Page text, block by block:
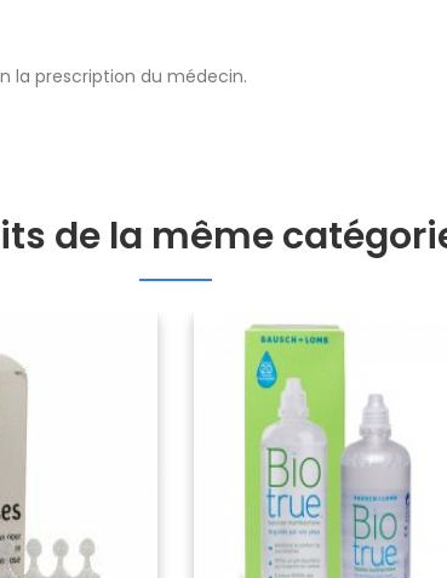
la prescription du médecin.
de la même